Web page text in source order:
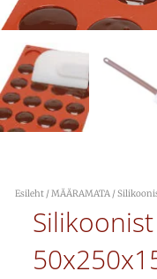
Esileht /MÄÄRAMATA /